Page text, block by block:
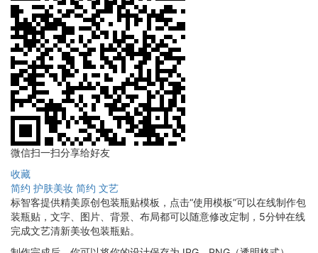
微信扫一扫分享给好友
收藏
简约 护肤美妆 简约 文艺
标智客提供精美原创包装瓶贴模板，点击“使用模板”可以在线制作包
装瓶贴，文字、图片、背景、布局都可以随意修改定制，5分钟在线
完成文艺清新美妆包装瓶贴。